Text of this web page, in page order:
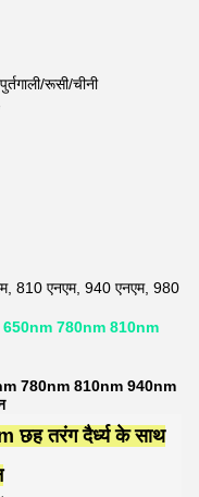
रूसी/चीनी
810 एनएम, 940 एनएम, 980
650nm 780nm 810nm
780nm 810nm 940nm
तरंग दैर्ध्य के साथ